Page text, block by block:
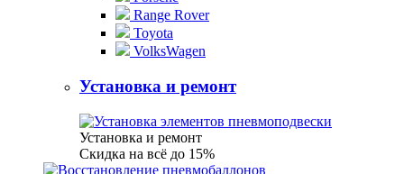
Range Rover
Toyota
VolksWagen
Установка и ремонт
Установка и ремонт
Скидка на всё до 15%